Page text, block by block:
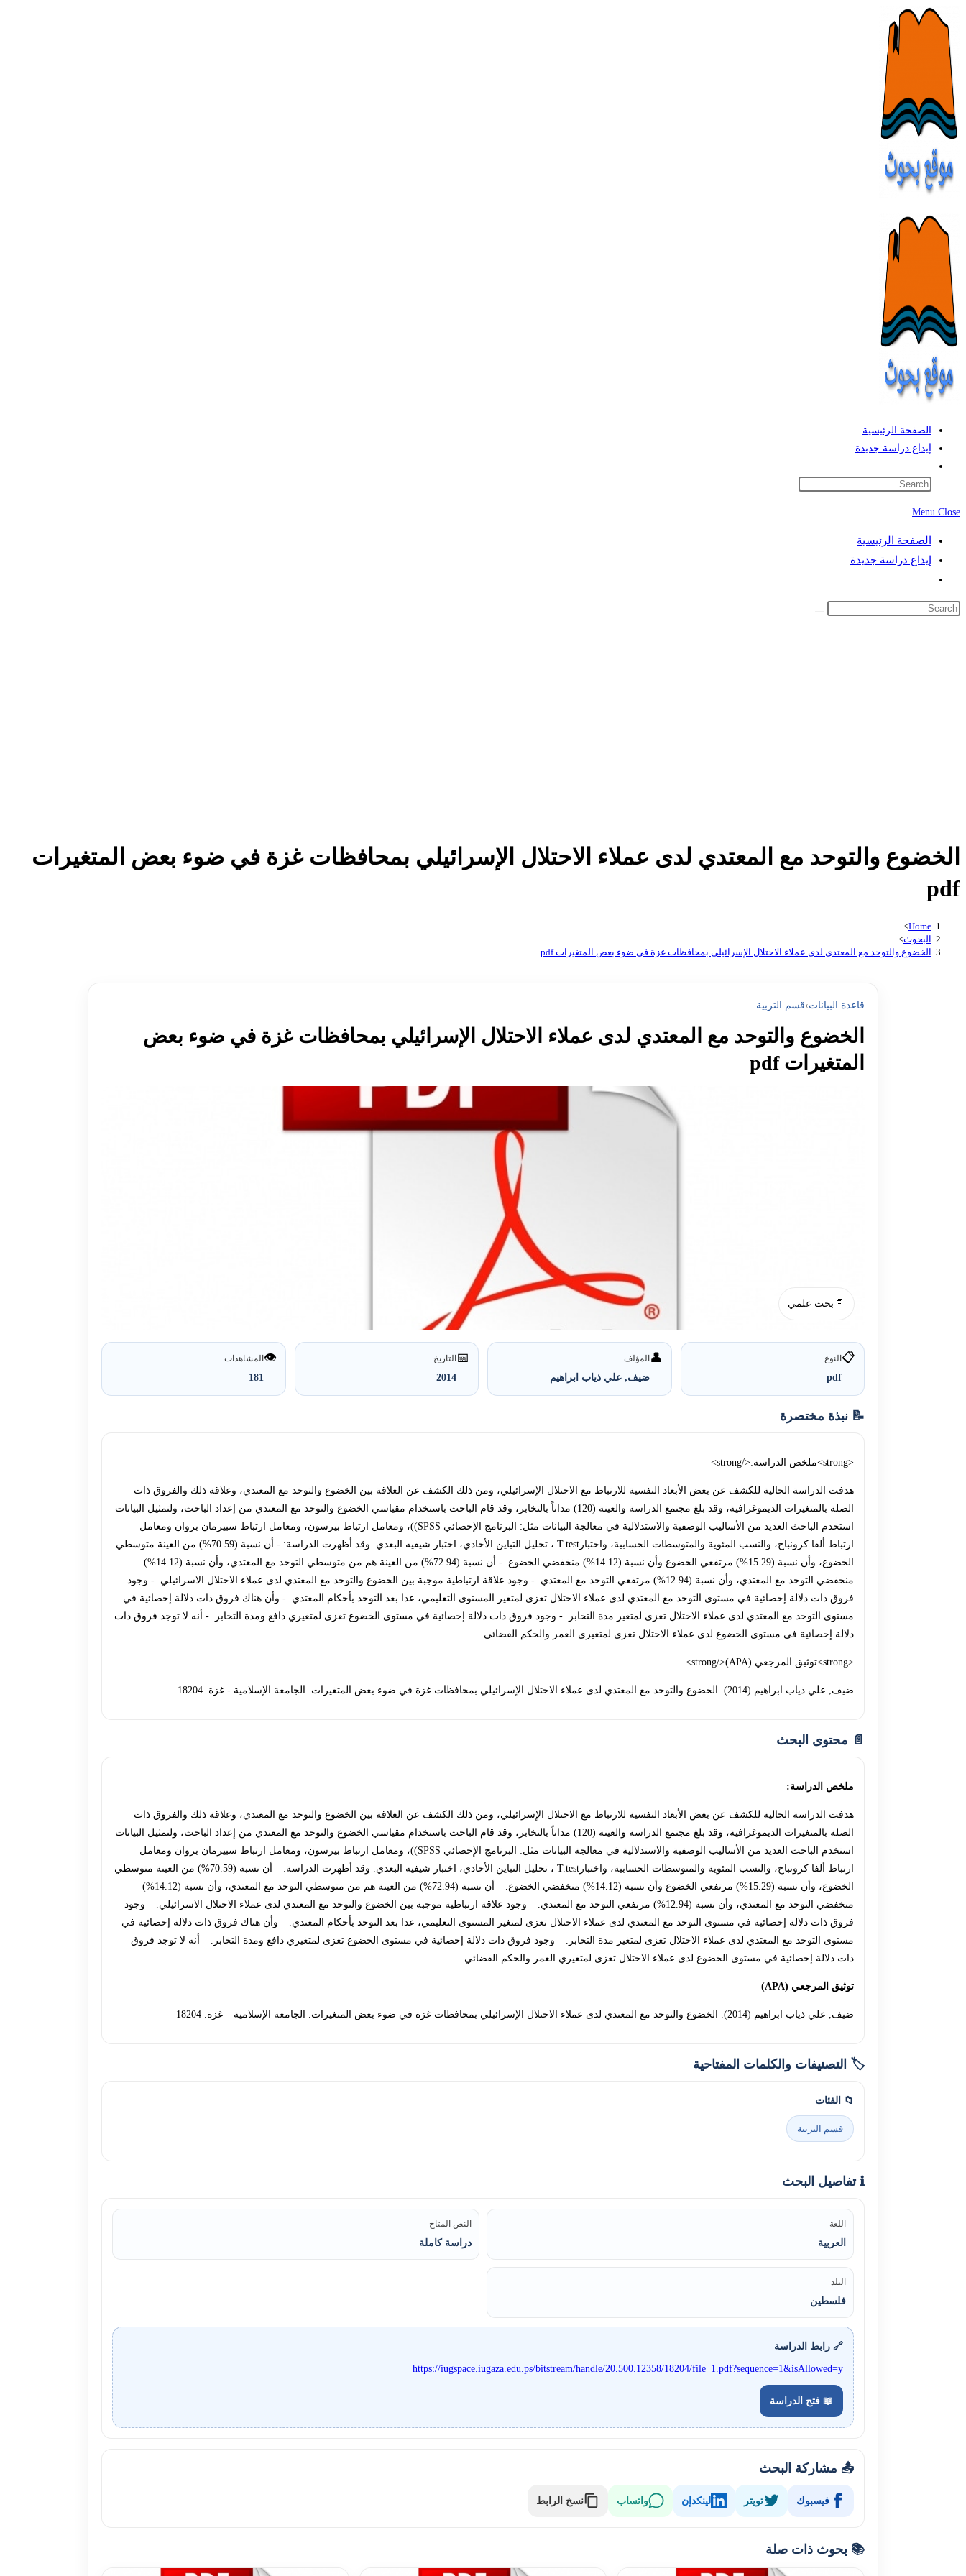
content
الصفحة الرئيسية
إيداع دراسة جديدة
website
Menu Close
الصفحة الرئيسية
إيداع دراسة جديدة
search
الخضوع والتوحد مع المعتدي لدى عملاء الاحتلال الإسرائيلي بمحافظات غزة في ضوء بعض المتغيرات
pdf
Home
>
البحوث>
الخضوع والتوحد مع المعتدي لدى عملاء الاحتلال الإسرائيلي بمحافظات غزة في ضوء بعض المتغيرات pdf
قاعدة البيانات›قسم التربية
الخضوع والتوحد مع المعتدي لدى عملاء الاحتلال الإسرائيلي بمحافظات غزة في ضوء بعض
المتغيرات pdf
📄 بحث علمي
📋النوع
pdf
👤المؤلف
ضيف, علي ذياب ابراهيم
📅التاريخ
2014
👁️المشاهدات
181
📝 نبذة مختصرة
<strong>ملخص الدراسة:</strong>
هدفت الدراسة الحالية للكشف عن بعض الأبعاد النفسية للارتباط مع الاحتلال الإسرائيلي، ومن ذلك الكشف عن العلاقة بين الخضوع والتوحد مع المعتدي، وعلاقة ذلك والفروق ذات
الصلة بالمتغيرات الديموغرافية، وقد بلغ مجتمع الدراسة والعينة (120) مداناً بالتخابر، وقد قام الباحث باستخدام مقياسي الخضوع والتوحد مع المعتدي من إعداد الباحث، ولتمثيل البيانات
استخدم الباحث العديد من الأساليب الوصفية والاستدلالية في معالجة البيانات مثل: البرنامج الإحصائي SPSS))، ومعامل ارتباط بيرسون، ومعامل ارتباط سبيرمان بروان ومعامل
ارتباط ألفا كرونباخ، والنسب المئوية والمتوسطات الحسابية، واختبارT.test ، تحليل التباين الأحادي، اختبار شيفيه البعدي. وقد أظهرت الدراسة: - أن نسبة (70.59%) من العينة متوسطي
الخضوع، وأن نسبة (15.29%) مرتفعي الخضوع وأن نسبة (14.12%) منخفضي الخضوع. - أن نسبة (72.94%) من العينة هم من متوسطي التوحد مع المعتدي، وأن نسبة (14.12%)
منخفضي التوحد مع المعتدي، وأن نسبة (12.94%) مرتفعي التوحد مع المعتدي. - وجود علاقة ارتباطية موجبة بين الخضوع والتوحد مع المعتدي لدى عملاء الاحتلال الاسرائيلي. - وجود
فروق ذات دلالة إحصائية في مستوى التوحد مع المعتدي لدى عملاء الاحتلال تعزى لمتغير المستوى التعليمي، عدا بعد التوحد بأحكام المعتدي. - وأن هناك فروق ذات دلالة إحصائية في
مستوى التوحد مع المعتدي لدى عملاء الاحتلال تعزى لمتغير مدة التخابر. - وجود فروق ذات دلالة إحصائية في مستوى الخضوع تعزى لمتغيري دافع ومدة التخابر. - أنه لا توجد فروق ذات
دلالة إحصائية في مستوى الخضوع لدى عملاء الاحتلال تعزى لمتغيري العمر والحكم القضائي.
<strong>توثيق المرجعي (APA)</strong>
ضيف, علي ذياب ابراهيم (2014). الخضوع والتوحد مع المعتدي لدى عملاء الاحتلال الإسرائيلي بمحافظات غزة في ضوء بعض المتغيرات. الجامعة الإسلامية - غزة. 18204
📄 محتوى البحث
ملخص الدراسة:
هدفت الدراسة الحالية للكشف عن بعض الأبعاد النفسية للارتباط مع الاحتلال الإسرائيلي، ومن ذلك الكشف عن العلاقة بين الخضوع والتوحد مع المعتدي، وعلاقة ذلك والفروق ذات
الصلة بالمتغيرات الديموغرافية، وقد بلغ مجتمع الدراسة والعينة (120) مداناً بالتخابر، وقد قام الباحث باستخدام مقياسي الخضوع والتوحد مع المعتدي من إعداد الباحث، ولتمثيل البيانات
استخدم الباحث العديد من الأساليب الوصفية والاستدلالية في معالجة البيانات مثل: البرنامج الإحصائي SPSS))، ومعامل ارتباط بيرسون، ومعامل ارتباط سبيرمان بروان ومعامل
ارتباط ألفا كرونباخ، والنسب المئوية والمتوسطات الحسابية، واختبارT.test ، تحليل التباين الأحادي، اختبار شيفيه البعدي. وقد أظهرت الدراسة: – أن نسبة (70.59%) من العينة متوسطي
الخضوع، وأن نسبة (15.29%) مرتفعي الخضوع وأن نسبة (14.12%) منخفضي الخضوع. – أن نسبة (72.94%) من العينة هم من متوسطي التوحد مع المعتدي، وأن نسبة (14.12%)
منخفضي التوحد مع المعتدي، وأن نسبة (12.94%) مرتفعي التوحد مع المعتدي. – وجود علاقة ارتباطية موجبة بين الخضوع والتوحد مع المعتدي لدى عملاء الاحتلال الاسرائيلي. – وجود
فروق ذات دلالة إحصائية في مستوى التوحد مع المعتدي لدى عملاء الاحتلال تعزى لمتغير المستوى التعليمي، عدا بعد التوحد بأحكام المعتدي. – وأن هناك فروق ذات دلالة إحصائية في
مستوى التوحد مع المعتدي لدى عملاء الاحتلال تعزى لمتغير مدة التخابر. – وجود فروق ذات دلالة إحصائية في مستوى الخضوع تعزى لمتغيري دافع ومدة التخابر. – أنه لا توجد فروق
ذات دلالة إحصائية في مستوى الخضوع لدى عملاء الاحتلال تعزى لمتغيري العمر والحكم القضائي.
توثيق المرجعي (APA)
ضيف, علي ذياب ابراهيم (2014). الخضوع والتوحد مع المعتدي لدى عملاء الاحتلال الإسرائيلي بمحافظات غزة في ضوء بعض المتغيرات. الجامعة الإسلامية – غزة. 18204
🏷️ التصنيفات والكلمات المفتاحية
📁 الفئات
قسم التربية
ℹ️ تفاصيل البحث
اللغة
العربية
النص المتاح
دراسة كاملة
البلد
فلسطين
🔗 رابط الدراسة
https://iugspace.iugaza.edu.ps/bitstream/handle/20.500.12358/18204/file_1.pdf?sequence=1&isAllowed=y
📖 فتح الدراسة
📤 مشاركة البحث
فيسبوك تويتر لينكدإن واتساب نسخ الرابط
📚 بحوث ذات صلة